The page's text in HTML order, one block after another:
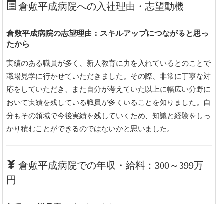
倉敷平成病院への入社理由・志望動機
倉敷平成病院の志望理由：スキルアップにつながると思っ
たから
実績のある職員が多く、新人教育に力を入れているとのことで
職場見学に行かせていただきました。その際、非常に丁寧な対
応をしていただき、また自分が考えていた以上に幅広い分野に
おいて実績を残している職員が多くいることを知りました。自
分もその領域で今後実績を残していくため、知識と経験をしっ
かり積むことができるのではないかと思いました。
倉敷平成病院での年収・給料：300～399万
円